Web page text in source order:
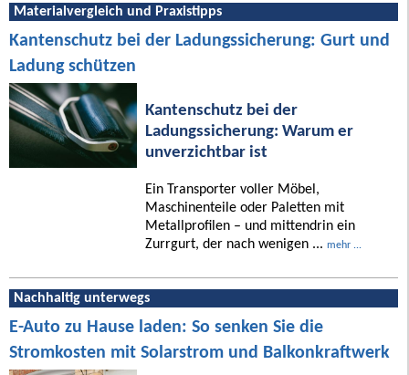
Materialvergleich und Praxistipps
Kantenschutz bei der Ladungssicherung: Gurt und
Ladung schützen
Kantenschutz bei der
Ladungssicherung: Warum er
unverzichtbar ist
Ein Transporter voller Möbel,
Maschinenteile oder Paletten mit
Metallprofilen – und mittendrin ein
Zurrgurt, der nach wenigen ... mehr ...
Nachhaltig unterwegs
E-Auto zu Hause laden: So senken Sie die
Stromkosten mit Solarstrom und Balkonkraftwerk